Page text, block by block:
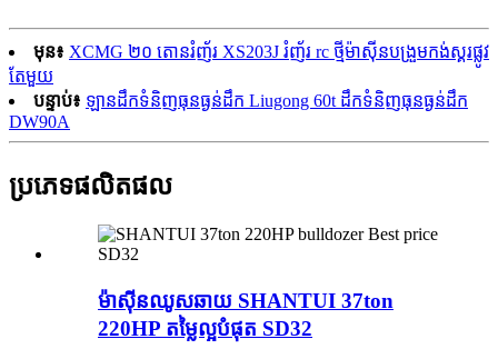
មុន៖ XCMG ២០ តោនរំញ័រ XS203J រំញ័រ rc ថ្មីម៉ាស៊ីនបង្រួមកង់ស្គរផ្លូវ
តែមួយ
បន្ទាប់៖ ឡានដឹកទំនិញធុនធ្ងន់ដឹក Liugong 60t ដឹកទំនិញធុនធ្ងន់ដឹក
DW90A
ប្រភេទផលិតផល
ម៉ាស៊ីនឈូសឆាយ SHANTUI 37ton
220HP តម្លៃល្អបំផុត SD32